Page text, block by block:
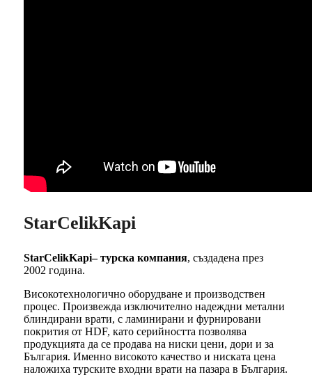
StarCelikKapi
StarCelikKapi– турска компания, създадена през
2002 година.
Високотехнологично оборудване и производствен
процес. Произвежда изключително надеждни метални
блиндирани врати, с ламинирани и фурнировани
покрития от HDF, като серийността позволява
продукцията да се продава на ниски цени, дори и за
България. Именно високото качество и ниската цена
наложиха турските входни врати на пазара в България.